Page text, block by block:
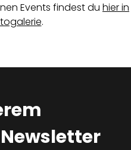
Events findest du hier in
.